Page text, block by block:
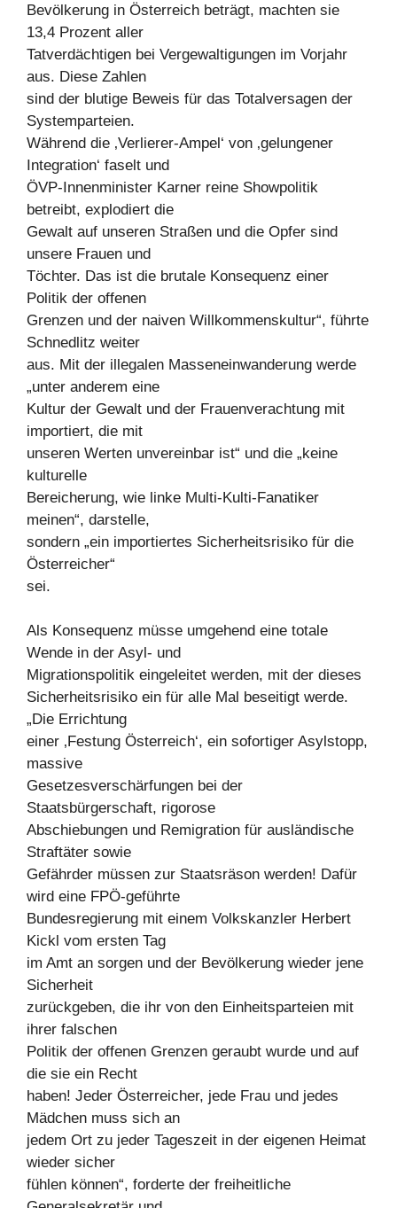
Bevölkerung in Österreich beträgt, machten sie
13,4 Prozent aller
Tatverdächtigen bei Vergewaltigungen im Vorjahr
aus. Diese Zahlen
sind der blutige Beweis für das Totalversagen der
Systemparteien.
Während die ‚Verlierer-Ampel‘ von ‚gelungener
Integration‘ faselt und
ÖVP-Innenminister Karner reine Showpolitik
betreibt, explodiert die
Gewalt auf unseren Straßen und die Opfer sind
unsere Frauen und
Töchter. Das ist die brutale Konsequenz einer
Politik der offenen
Grenzen und der naiven Willkommenskultur“, führte
Schnedlitz weiter
aus. Mit der illegalen Masseneinwanderung werde
„unter anderem eine
Kultur der Gewalt und der Frauenverachtung mit
importiert, die mit
unseren Werten unvereinbar ist“ und die „keine
kulturelle
Bereicherung, wie linke Multi-Kulti-Fanatiker
meinen“, darstelle,
sondern „ein importiertes Sicherheitsrisiko für die
Österreicher“
sei.
Als Konsequenz müsse umgehend eine totale
Wende in der Asyl- und
Migrationspolitik eingeleitet werden, mit der dieses
Sicherheitsrisiko ein für alle Mal beseitigt werde.
„Die Errichtung
einer ‚Festung Österreich‘, ein sofortiger Asylstopp,
massive
Gesetzesverschärfungen bei der
Staatsbürgerschaft, rigorose
Abschiebungen und Remigration für ausländische
Straftäter sowie
Gefährder müssen zur Staatsräson werden! Dafür
wird eine FPÖ-geführte
Bundesregierung mit einem Volkskanzler Herbert
Kickl vom ersten Tag
im Amt an sorgen und der Bevölkerung wieder jene
Sicherheit
zurückgeben, die ihr von den Einheitsparteien mit
ihrer falschen
Politik der offenen Grenzen geraubt wurde und auf
die sie ein Recht
haben! Jeder Österreicher, jede Frau und jedes
Mädchen muss sich an
jedem Ort zu jeder Tageszeit in der eigenen Heimat
wieder sicher
fühlen können“, forderte der freiheitliche